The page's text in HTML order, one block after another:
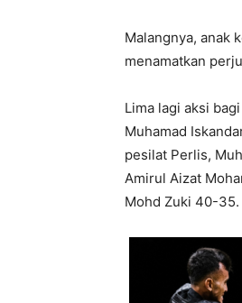
Malangnya, anak
menamatkan
Lima lagi aksi
Muhamad
pesilat Perlis,
Amirul Aizat
Mohd Zuki 40-35.